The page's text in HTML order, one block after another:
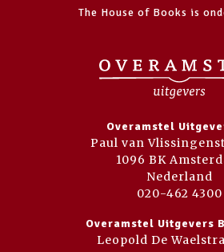
The House of Books is
Overamstel
Paul van
1096 BK
Nederland
020-462 4300
Overamstel Uitgevers
Leopold De